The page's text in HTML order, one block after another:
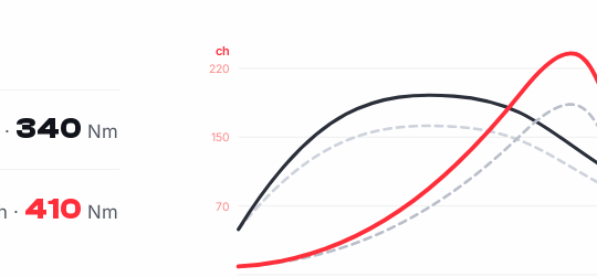
340 Nm
· 410 Nm 70
150
220
ch